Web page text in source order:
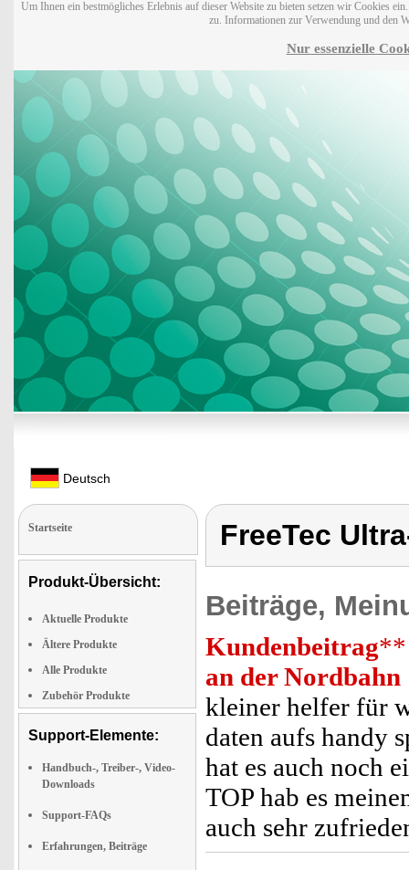
Um Ihnen ein bestmögliches Erlebnis auf dieser Website zu bieten setzen wir Cookies
zu. Informationen zur Verwendung und den
Nur essenzielle
Deutsch
Startseite
Produkt-Übersicht:
Aktuelle Produkte
Ältere Produkte
Alle Produkte
Zubehör Produkte
Support-Elemente:
Handbuch-, Treiber-, Video-
Downloads
Support-FAQs
Erfahrungen, Beiträge
FreeTec
Beiträge,
Kundenbeitrag**
an der Nordbahn
kleiner helfer für
daten aufs handy
hat es auch noch
TOP hab es
auch sehr